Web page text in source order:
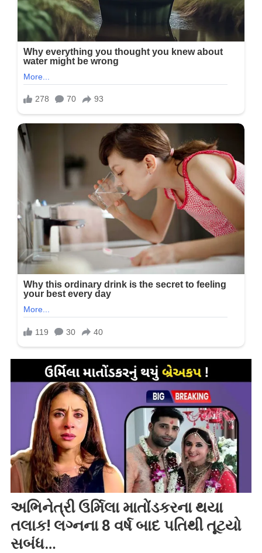
અભિનેત્રી ઉર્મિલા માતોંડકરના થયા
તલાક! લગ્નના 8 વર્ષ બાદ પતિથી તૂટયો
સબંધ…